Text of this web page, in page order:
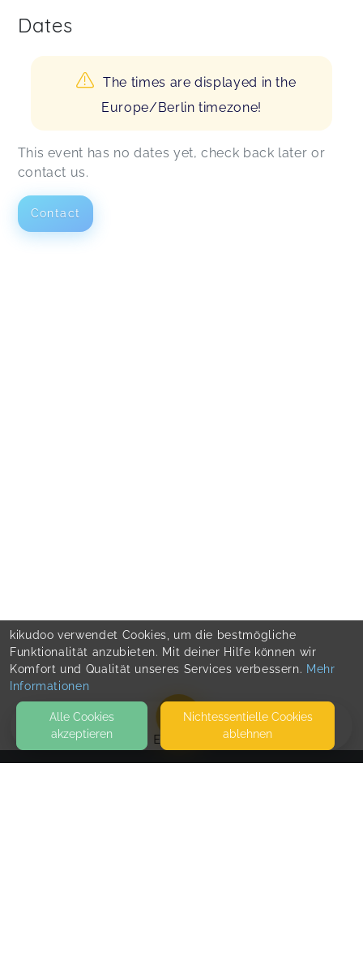
EVENTS
Dates
The times are displayed in the
Europe/Berlin timezone!
This event has no dates yet, check back later or
contact us.
Contact
kikudoo verwendet Cookies, um die bestmögliche
Funktionalität anzubieten. Mit deiner Hilfe können wir
Komfort und Qualität unseres Services verbessern. Mehr
Informationen
Alle Cookies
akzeptieren
Nicht­essentielle Cookies
ablehnen